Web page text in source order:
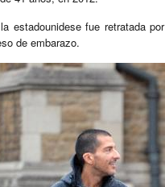
estadounidese fue retratada
de embarazo.